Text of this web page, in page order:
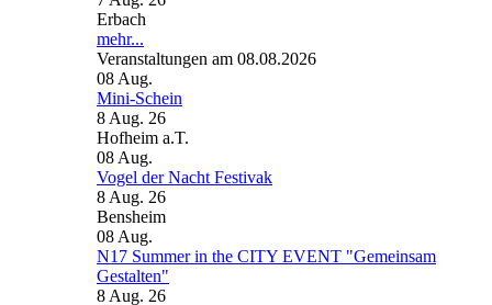
Erbach
mehr...
Veranstaltungen am 08.08.2026
08 Aug.
Mini-Schein
8 Aug. 26
Hofheim a.T.
08 Aug.
Vogel der Nacht Festivak
8 Aug. 26
Bensheim
08 Aug.
N17 Summer in the CITY EVENT "Gemeinsam
Gestalten"
8 Aug. 26